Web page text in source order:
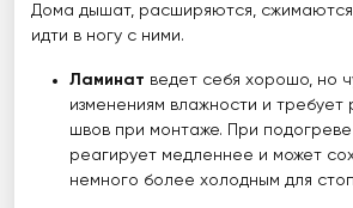
Дома дышат, расширяются,
идти в ногу с ними.
Ламинат ведет себя хорошо, но
изменениям влажности и требует
швов при монтаже. При
реагирует медленнее и может
немного более холодным для